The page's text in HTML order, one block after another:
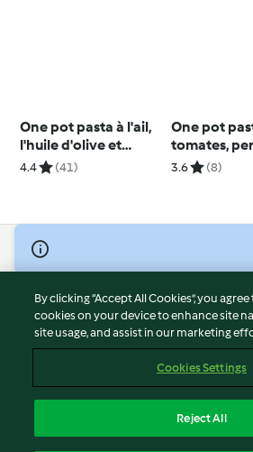
One pot pasta à l'ail,
l'huile d'olive et
piment
4.4 (41)
One pot
tomates,
moules
3.6 (8)
© Copyright 2026
Terms of Service
Privacy Policy
Disclaimer
Cookies
Withdraw Contract
By clicking “Accept All Cookies”, you
cookies on your device to enhance site
site usage, and assist in our marketing
Cookies Settings
Reject All